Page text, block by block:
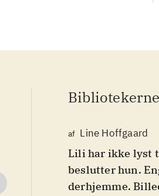
af Line Hoffgaard
Lili har ikke lyst
beslutter hun.
derhjemme.